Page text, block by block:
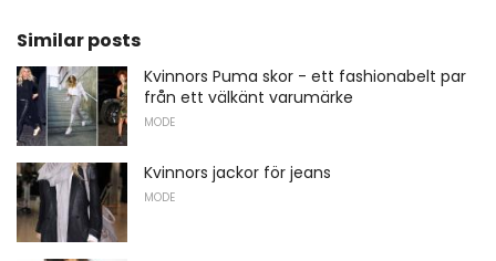
Similar posts
Kvinnors Puma skor - ett fashionabelt par
från ett välkänt varumärke
MODE
Kvinnors jackor för jeans
MODE